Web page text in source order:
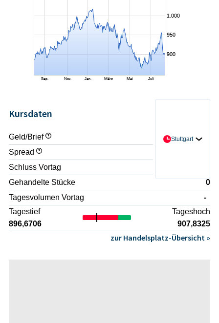
Kursdaten
Stuttgart
Geld/Brief
- / -
Spread
Schluss Vortag
Gehandelte Stücke
0
Tagesvolumen Vortag
-
Tagestief
896,6706
Tageshoch
907,8325
zur Handelsplatz-Übersicht »